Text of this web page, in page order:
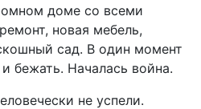
доме со всеми
новая мебель,
сад. В один момент
бежать. Началась война.
не успели.